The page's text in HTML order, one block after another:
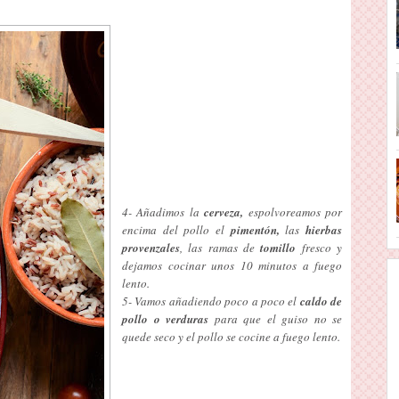
4- Añadimos lacerveza, espolvoreamos por
encima del pollo elpimentón, las hierbas
provenzales, las ramas detomillo fresco y
dejamos cocinar unos 10 minutos a fuego
lento.
5- Vamos añadiendo poco a poco el caldo de
pollo o verduras para que el guiso no se
quede seco y el pollo se cocine a fuego lento.